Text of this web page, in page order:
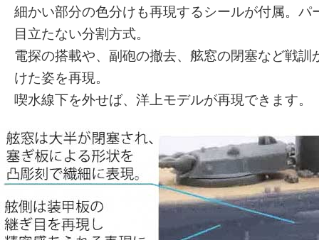
細かい部分の色分けも再現するシールが付属。パ
目立たない分割方式。
電探の搭載や、副砲の撤去、舷窓の閉塞など戦訓
けた姿を再現。
喫水線下を外せば、洋上モデルが再現できます。